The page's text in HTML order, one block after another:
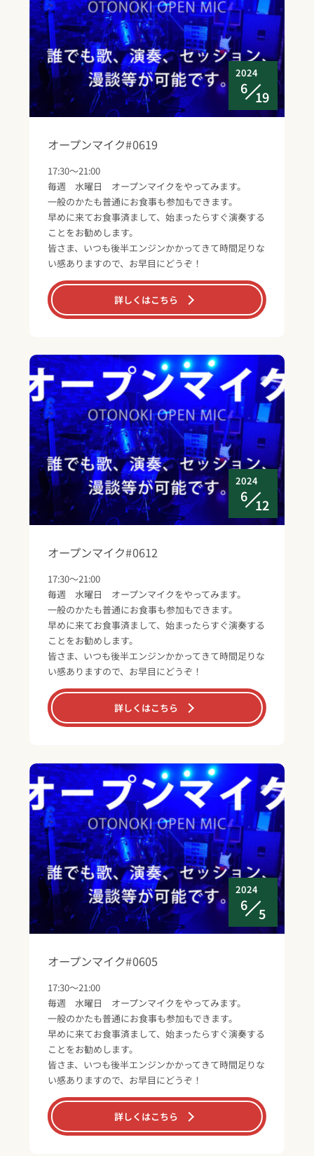
2024
6
19
オープンマイク#0619
17:30～21:00
毎週 水曜日 オープンマイクをやってみます。
一般のかたも普通にお食事も参加もできます。
早めに来てお食事済まして、始まったらすぐ演奏する
ことをお勧めします。
皆さま、いつも後半エンジンかかってきて時間足りな
い感ありますので、お早目にどうぞ！
詳しくはこちら
2024
6
12
オープンマイク#0612
17:30～21:00
毎週 水曜日 オープンマイクをやってみます。
一般のかたも普通にお食事も参加もできます。
早めに来てお食事済まして、始まったらすぐ演奏する
ことをお勧めします。
皆さま、いつも後半エンジンかかってきて時間足りな
い感ありますので、お早目にどうぞ！
詳しくはこちら
2024
6
5
オープンマイク#0605
17:30～21:00
毎週 水曜日 オープンマイクをやってみます。
一般のかたも普通にお食事も参加もできます。
早めに来てお食事済まして、始まったらすぐ演奏する
ことをお勧めします。
皆さま、いつも後半エンジンかかってきて時間足りな
い感ありますので、お早目にどうぞ！
詳しくはこちら